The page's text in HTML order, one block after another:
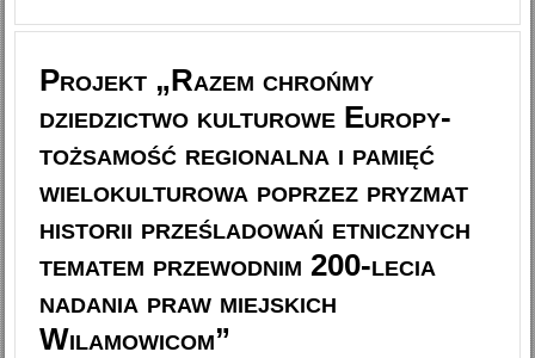
Projekt „Razem chrońmy
dziedzictwo kulturowe Europy-
tożsamość regionalna i pamięć
wielokulturowa poprzez pryzmat
historii prześladowań etnicznych
tematem przewodnim 200-lecia
nadania praw miejskich
Wilamowicom”